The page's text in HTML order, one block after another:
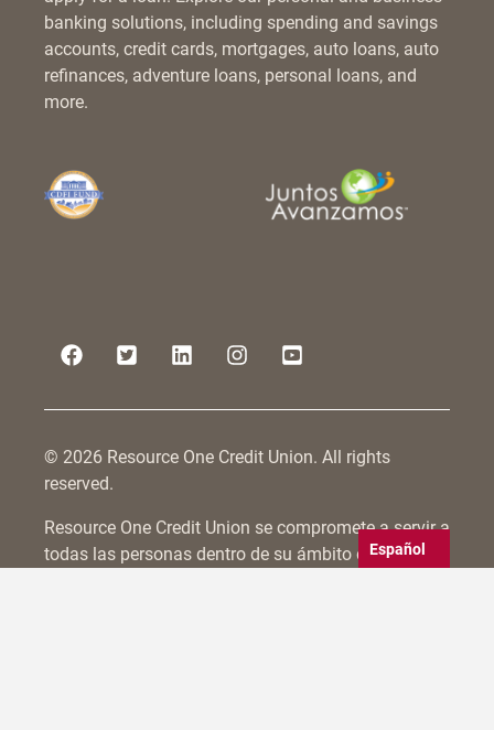
banking solutions, including spending and savings
accounts, credit cards, mortgages, auto loans, auto
refinances, adventure loans, personal loans, and
more.
© 2026 Resource One Credit Union. All rights
reserved.
Resource One Credit Union se compromete a servir a
todas las personas dentro de su ámbito deEspañol